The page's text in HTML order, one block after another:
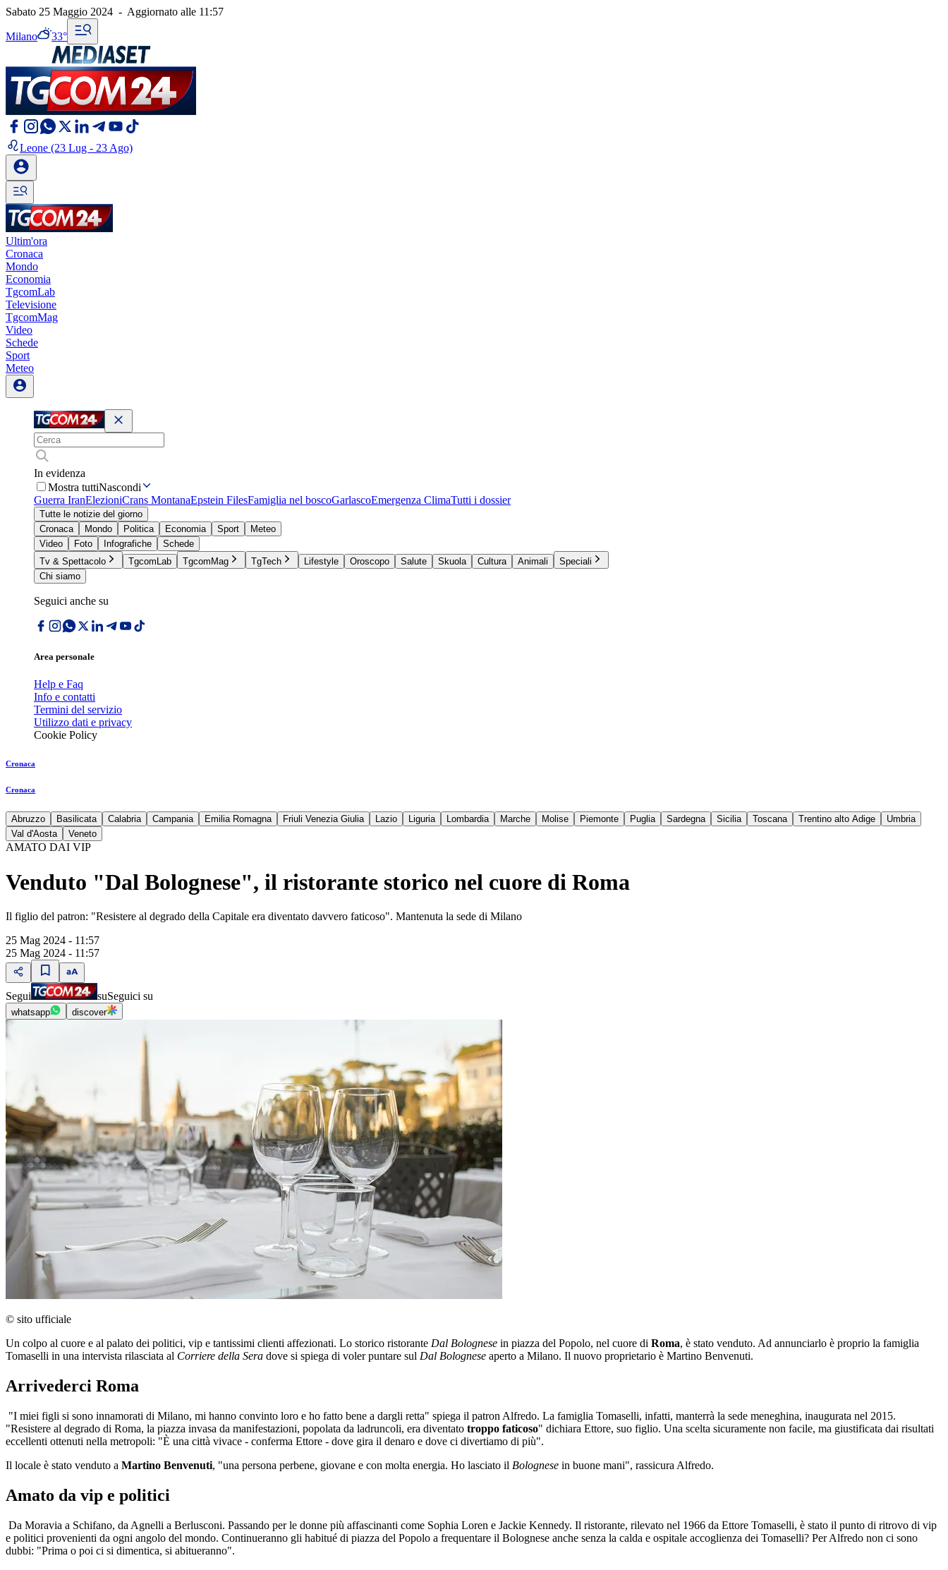
Sabato 25 Maggio 2024 - Aggiornato alle 11:57
Milano 33°
Leone (23 Lug - 23 Ago)
Ultim'ora
Cronaca
Mondo
Economia
TgcomLab
Televisione
TgcomMag
Video
Schede
Sport
Meteo
In evidenza
Mostra tuttiNascondi
Guerra IranElezioniCrans MontanaEpstein FilesFamiglia nel boscoGarlascoEmergenza ClimaTutti i dossier
Tutte le notizie del giorno
Cronaca
Mondo Politica Economia Sport
Meteo
Video
Foto Infografiche
Schede
Tv & Spettacolo
TgcomLab TgcomMag TgTech Lifestyle Oroscopo Salute Skuola Cultura Animali
Speciali
Chi siamo
Seguici anche su
Area personale
Help e Faq
Info e contatti
Termini del servizio
Utilizzo dati e privacy
Cookie Policy
Cronaca
Cronaca
Abruzzo Basilicata Calabria Campania Emilia Romagna Friuli Venezia Giulia Lazio Liguria Lombardia Marche Molise Piemonte Puglia Sardegna Sicilia Toscana Trentino alto Adige
Umbria
Val d'Aosta
Veneto
AMATO DAI VIP
Venduto "Dal Bolognese", il ristorante storico nel cuore di Roma
Il figlio del patron: "Resistere al degrado della Capitale era diventato davvero faticoso". Mantenuta la sede di Milano
25 Mag 2024 - 11:57
25 Mag 2024 - 11:57
Segui suSeguici su
whatsapp discover
© sito ufficiale
Un colpo al cuore e al palato dei politici, vip e tantissimi clienti affezionati. Lo storico ristorante Dal Bolognese in piazza del Popolo, nel cuore di Roma, è stato venduto. Ad annunciarlo è proprio la famiglia
Tomaselli in una intervista rilasciata al Corriere della Sera dove si spiega di voler puntare sul Dal Bolognese aperto a Milano. Il nuovo proprietario è Martino Benvenuti.
Arrivederci Roma
"I miei figli si sono innamorati di Milano, mi hanno convinto loro e ho fatto bene a dargli retta" spiega il patron Alfredo. La famiglia Tomaselli, infatti, manterrà la sede meneghina, inaugurata nel 2015.
"Resistere al degrado di Roma, la piazza invasa da manifestazioni, popolata da ladruncoli, era diventato troppo faticoso" dichiara Ettore, suo figlio. Una scelta sicuramente non facile, ma giustificata dai risultati
eccellenti ottenuti nella metropoli: "È una città vivace - conferma Ettore - dove gira il denaro e dove ci divertiamo di più".
Il locale è stato venduto a Martino Benvenuti, "una persona perbene, giovane e con molta energia. Ho lasciato il Bolognese in buone mani", rassicura Alfredo.
Amato da vip e politici
Da Moravia a Schifano, da Agnelli a Berlusconi. Passando per le donne più affascinanti come Sophia Loren e Jackie Kennedy. Il ristorante, rilevato nel 1966 da Ettore Tomaselli, è stato il punto di ritrovo di vip
e politici provenienti da ogni angolo del mondo. Continueranno gli habitué di piazza del Popolo a frequentare il Bolognese anche senza la calda e ospitale accoglienza dei Tomaselli? Per Alfredo non ci sono
dubbi: "Prima o poi ci si dimentica, si abitueranno".